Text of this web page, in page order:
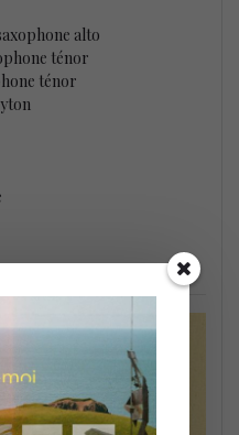
alto
ténor
ténor